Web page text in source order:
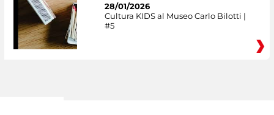
28/01/2026
Cultura KIDS al Museo Carlo Bilotti |
#5